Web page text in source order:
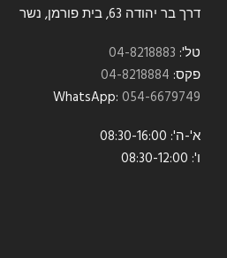
דרך בר יהודה 63, בית פורמן, נשר
טל': 04-8218883
פקס: 04-8218884
054-6679749
:WhatsApp
א'-ה': 08:30-16:00
ו': 08:30-12:00